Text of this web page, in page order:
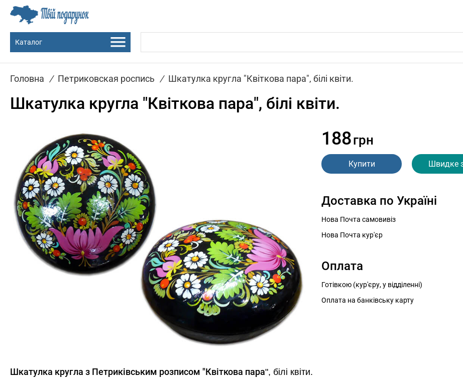
Каталог
Головна / Петриковская роспись / Шкатулка кругла "Квіткова пара", білі квіти.
Шкатулка кругла "Квіткова пара", білі квіти.
188грн
Купити Швидке
Доставка по Україні
Нова Почта самовивіз
Нова Почта кур'єр
Оплата
Готівкою (кур'єру, у відділенні)
Оплата на банківську карту
Шкатулка кругла з Петриківським розписом "Квіткова пара", білі квіти.